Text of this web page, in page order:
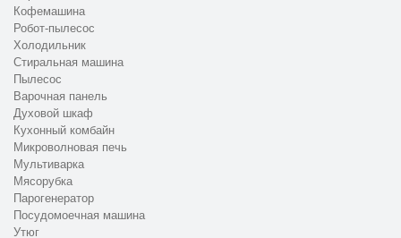
Кофемашина
Робот-пылесос
Холодильник
Стиральная машина
Пылесос
Варочная панель
Духовой шкаф
Кухонный комбайн
Микроволновая печь
Мультиварка
Мясорубка
Парогенератор
Посудомоечная машина
Утюг